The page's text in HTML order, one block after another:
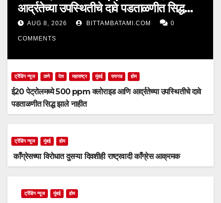
आर्द्रतेच्या उपस्थितीचे दावे पडताळणीत सिद्ध
झाले नाहीत
AUG 8, 2026 BITTAMBATAMI.COM 0
COMMENTS
ट्रेंडिंग न्यूज ठाणे देश महाराष्ट्र मुंबई रायगड होम
ई20 पेट्रोलमध्ये 500 ppm क्लोराइड आणि आर्द्रतेच्या उपस्थितीचे दावे
पडताळणीत सिद्ध झाले नाहीत
ट्रेंडिंग न्यूज मुंबई होम
काँग्रेसच्या विरोधात दुसऱ्या दिवशीही राष्ट्रवादी काँग्रेस आक्रमक
ट्रेंडिंग न्यूज मुंबई होम